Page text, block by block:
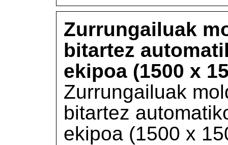
Zurrungailuak
bitartez
ekipoa (1500 x
Zurrungailuak
bitartez
ekipoa (1500 x